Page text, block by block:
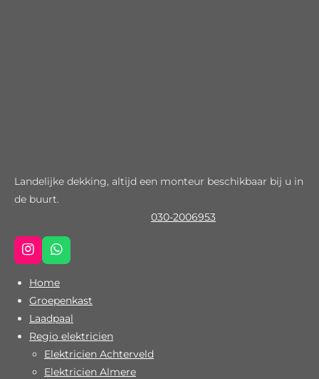
Landelijke dekking, altijd een monteur beschikbaar bij u in
de buurt.
030-2006953
I
n
s
t
a
g
r
a
m
W
h
a
s
A
p
p
Home
Groepenkast
Laadpaal
Regio elektricien
Elektricien Achterveld
Elektricien Almere